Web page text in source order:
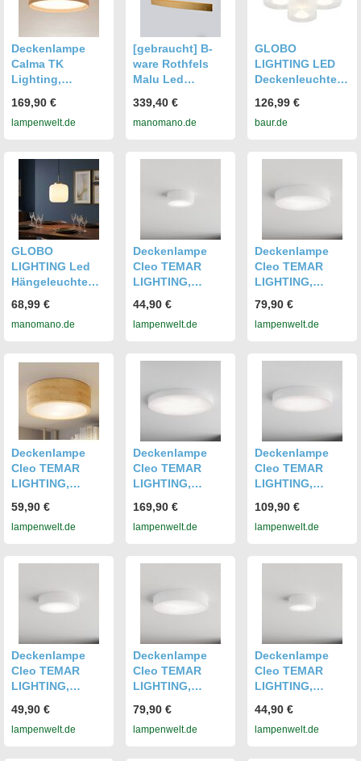
Deckenlampe
Calma TK
Lighting,
amber, für Wohn-
/ Esszimmer,
169,90 €
lampenwelt.de
[gebraucht] B-
ware Rothfels
Malu Led
Deckenlampe
Lampe Leuchte
339,40 €
manomano.de
GLOBO
LIGHTING LED
Deckenleuchte
weiß, Ø 38cm H:
11,5cm, 1 Stk.,
380mm/Wohnzim
mer, LED
126,99 €
baur.de
GLOBO
LIGHTING Led
Hängeleuchte
Küchenlampe
Höhenverstellbar
68,99 €
manomano.de
Deckenlampe
Cleo TEMAR
LIGHTING,
opal, für Wohn- /
Esszimmer,
Deckenlampe
44,90 €
lampenwelt.de
Deckenlampe
Cleo TEMAR
LIGHTING,
opal, für Wohn- /
Esszimmer,
Deckenlampe
79,90 €
lampenwelt.de
Deckenlampe
Cleo TEMAR
LIGHTING,
hell, für Wohn- /
Esszimmer,
Deckenlampe
59,90 €
lampenwelt.de
Deckenlampe
Cleo TEMAR
LIGHTING,
opal, für Wohn- /
Esszimmer,
Deckenlampe
169,90 €
lampenwelt.de
Deckenlampe
Cleo TEMAR
LIGHTING,
opal, für Wohn- /
Esszimmer,
Deckenlampe
109,90 €
lampenwelt.de
Deckenlampe
Cleo TEMAR
LIGHTING,
opal, für Wohn- /
Esszimmer,
49,90 €
lampenwelt.de
Deckenlampe
Cleo TEMAR
LIGHTING,
opal, für Wohn- /
Esszimmer,
79,90 €
lampenwelt.de
Deckenlampe
Cleo TEMAR
LIGHTING,
opal, für Wohn- /
Esszimmer,
44,90 €
lampenwelt.de